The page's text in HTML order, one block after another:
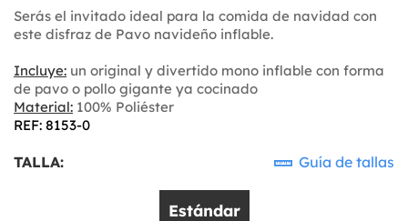
Serás el invitado ideal para la comida de navidad con
este disfraz de Pavo navideño inflable.
Incluye: un original y divertido mono inflable con forma
de pavo o pollo gigante ya cocinado
Material: 100% Poliéster
REF: 8153-0
TALLA: Guía de tallas
Estándar